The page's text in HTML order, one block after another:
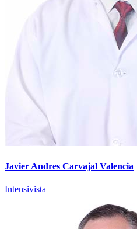
Javier Andres Carvajal Valencia
Intensivista